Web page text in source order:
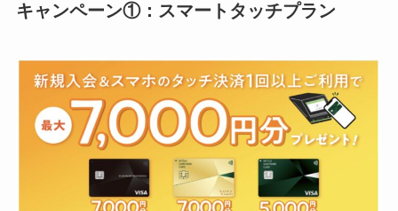
キャンペーン①： スマートタッチプラン